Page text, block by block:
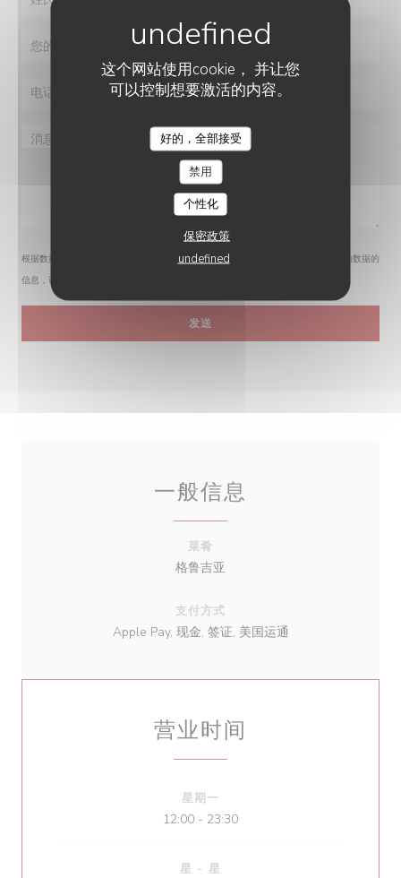
这个网站使用cookie， 并让您
可以控制想要激活的内容。
好的，全部接受
禁用
个性化
保密政策
undefined
根据数据保护法规，您有权拒绝接收营销电话。如需了解更多关于我们如何处理您的数据的
信息，请查看我们的
一般信息
菜肴
格鲁吉亚
支付方式
Apple Pay, 现金, 签证, 美国运通
营业时间
星期一
12:00 - 23:30
星 - 星
VAZI (ᲕᲐᲖᲘ)